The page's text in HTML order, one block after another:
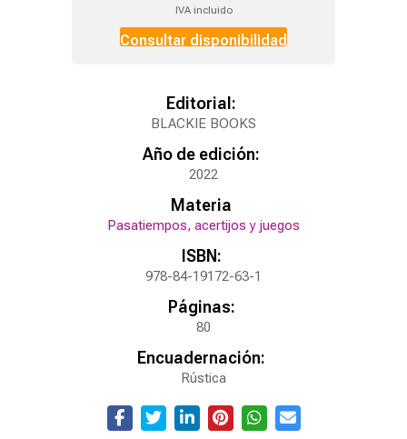
IVA incluido
Consultar disponibilidad
Editorial:
BLACKIE BOOKS
Año de edición:
2022
Materia
Pasatiempos, acertijos y juegos
ISBN:
978-84-19172-63-1
Páginas:
80
Encuadernación:
Rústica